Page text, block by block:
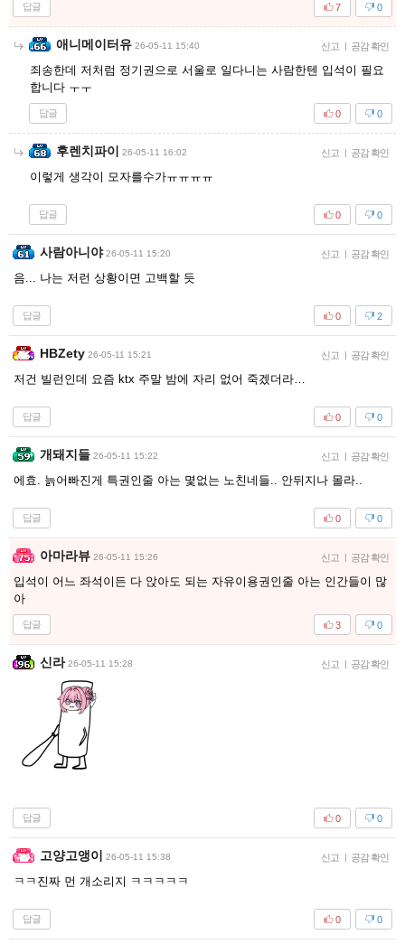
답글 0
7
애니메이터유 26-05-11 15:40 신고 | 공감 확인
죄송한데 저처럼 정기권으로 서울로 일다니는 사람한텐 입석이 필요
합니다 ㅜㅜ
답글 0
0
후렌치파이 26-05-11 16:02 신고 | 공감 확인
이렇게 생각이 모자를수가ㅠㅠㅠㅠ
답글 0
0
사람아니야 26-05-11 15:20 신고 | 공감 확인
음... 나는 저런 상황이면 고백할 듯
답글 2
0
HBZety 26-05-11 15:21 신고 | 공감 확인
저건 빌런인데 요즘 ktx 주말 밤에 자리 없어 죽겠더라…
답글 0
0
개돼지들 26-05-11 15:22 신고 | 공감 확인
에효. 늙어빠진게 특권인줄 아는 몇없는 노친네들.. 안뒤지나 몰라..
답글 0
0
아마라뷰 26-05-11 15:26 신고 | 공감 확인
입석이 어느 좌석이든 다 앉아도 되는 자유이용권인줄 아는 인간들이 많
아
답글 0
3
신라 26-05-11 15:28 신고 | 공감 확인
답글 0
0
고양고앵이 26-05-11 15:38 신고 | 공감 확인
ㅋㅋ진짜 먼 개소리지 ㅋㅋㅋㅋㅋ
답글 0
0